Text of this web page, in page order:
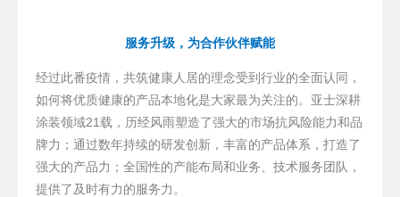
服务升级，为合作伙伴赋能
经过此番疫情，共筑健康人居的理念受到行业的全面认同，
如何将优质健康的产品本地化是大家最为关注的。亚士深耕
涂装领域21载，历经风雨塑造了强大的市场抗风险能力和品
牌力；通过数年持续的研发创新，丰富的产品体系，打造了
强大的产品力；全国性的产能布局和业务、技术服务团队，
提供了及时有力的服务力。